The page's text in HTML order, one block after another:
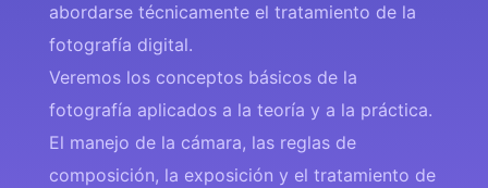
abordarse técnicamente el tratamiento de la
fotografía digital.
Veremos los conceptos básicos de la
fotografía aplicados a la teoría y a la práctica.
El manejo de la cámara, las reglas de
composición, la exposición y el tratamiento de